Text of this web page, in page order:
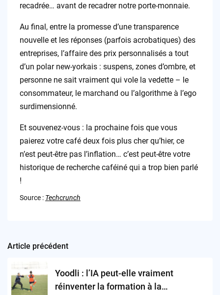
recadrée… avant de recadrer notre porte-monnaie.
Au final, entre la promesse d’une transparence
nouvelle et les réponses (parfois acrobatiques) des
entreprises, l’affaire des prix personnalisés a tout
d’un polar new-yorkais : suspens, zones d’ombre, et
personne ne sait vraiment qui vole la vedette – le
consommateur, le marchand ou l’algorithme à l’ego
surdimensionné.
Et souvenez-vous : la prochaine fois que vous
paierez votre café deux fois plus cher qu’hier, ce
n’est peut-être pas l’inflation… c’est peut-être votre
historique de recherche caféiné qui a trop bien parlé
!
Source : Techcrunch
Post
navigation
Article précédent
Yoodli : l’IA peut-elle vraiment
réinventer la formation à la